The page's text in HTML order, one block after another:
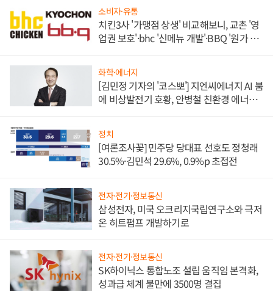
소비자·유통
치킨3사 '가맹점 상생' 비교해보니, 교촌 '영
업권 보호'·bhc '신메뉴 개발'·BBQ '원가 부
화학·에너지
[김민정 기자의 '코스뽀'] 지엔씨에너지 AI 붐
에 비상발전기 호황, 안병철 친환경 에너지
정치
[여론조사꽃] 민주당 당대표 선호도 정청래
30.5%·김민석 29.6%, 0.9%p 초접전
전자·전기·정보통신
삼성전자, 미국 오크리지국립연구소와 극저
온 히트펌프 개발하기로
전자·전기·정보통신
SK하이닉스 통합노조 설립 움직임 본격화,
성과급 체계 불만에 3500명 결집